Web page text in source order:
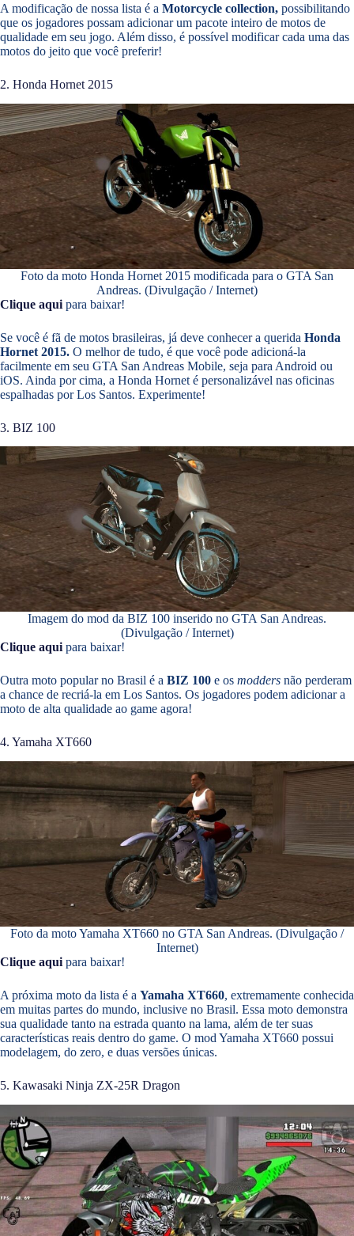
A modificação de nossa lista é a Motorcycle collection, possibilitando
que os jogadores possam adicionar um pacote inteiro de motos de
qualidade em seu jogo. Além disso, é possível modificar cada uma das
motos do jeito que você preferir!
2. Honda Hornet 2015
Foto da moto Honda Hornet 2015 modificada para o GTA San
Andreas. (Divulgação / Internet)
Clique aqui para baixar!
Se você é fã de motos brasileiras, já deve conhecer a querida Honda
Hornet 2015. O melhor de tudo, é que você pode adicioná-la
facilmente em seu GTA San Andreas Mobile, seja para Android ou
iOS. Ainda por cima, a Honda Hornet é personalizável nas oficinas
espalhadas por Los Santos. Experimente!
3. BIZ 100
Imagem do mod da BIZ 100 inserido no GTA San Andreas.
(Divulgação / Internet)
Clique aqui para baixar!
Outra moto popular no Brasil é a BIZ 100 e os modders não perderam
a chance de recriá-la em Los Santos. Os jogadores podem adicionar a
moto de alta qualidade ao game agora!
4. Yamaha XT660
Foto da moto Yamaha XT660 no GTA San Andreas. (Divulgação /
Internet)
Clique aqui para baixar!
A próxima moto da lista é a Yamaha XT660, extremamente conhecida
em muitas partes do mundo, inclusive no Brasil. Essa moto demonstra
sua qualidade tanto na estrada quanto na lama, além de ter suas
características reais dentro do game. O mod Yamaha XT660 possui
modelagem, do zero, e duas versões únicas.
5. Kawasaki Ninja ZX-25R Dragon